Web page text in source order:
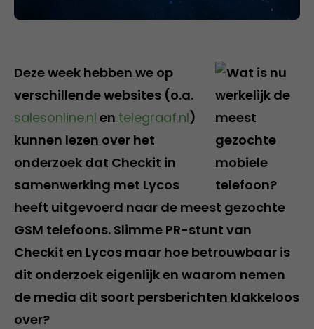
Deze week hebben we op
verschillende websites (o.a.
salesonline.nl en telegraaf.nl)
kunnen lezen over het
onderzoek dat Checkit in
samenwerking met Lycos
heeft uitgevoerd naar de meest gezochte
GSM telefoons. Slimme PR-stunt van
Checkit en Lycos maar hoe betrouwbaar is
dit onderzoek eigenlijk en waarom nemen
de media dit soort persberichten klakkeloos
over?